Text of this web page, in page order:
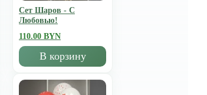
Сет Шаров - С
Любовью!
110.00 BYN
В корзину